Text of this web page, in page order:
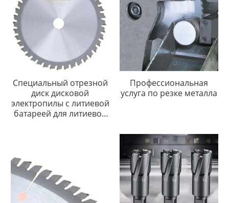
Специальный отрезной
диск дисковой
электропилы с литиевой
батареей для литиевой
Профессиональная
услуга по резке металла